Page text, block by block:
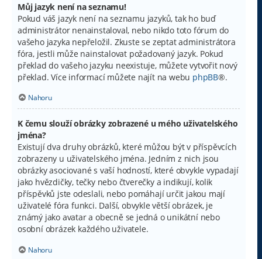
Můj jazyk není na seznamu!
Pokud váš jazyk není na seznamu jazyků, tak ho buď
administrátor nenainstaloval, nebo nikdo toto fórum do
vašeho jazyka nepřeložil. Zkuste se zeptat administrátora
fóra, jestli může nainstalovat požadovaný jazyk. Pokud
překlad do vašeho jazyku neexistuje, můžete vytvořit nový
překlad. Více informací můžete najít na webu phpBB®.
Nahoru
K čemu slouží obrázky zobrazené u mého uživatelského
jména?
Existují dva druhy obrázků, které můžou být v příspěvcích
zobrazeny u uživatelského jména. Jedním z nich jsou
obrázky asociované s vaší hodností, které obvykle vypadají
jako hvězdičky, tečky nebo čtverečky a indikují, kolik
příspěvků jste odeslali, nebo pomáhají určit jakou mají
uživatelé fóra funkci. Další, obvykle větší obrázek, je
známý jako avatar a obecně se jedná o unikátní nebo
osobní obrázek každého uživatele.
Nahoru